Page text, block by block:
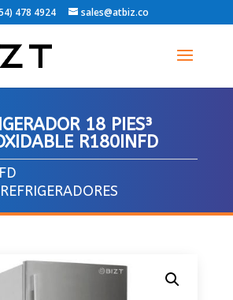
478 4924 sales@atbiz.co
18 PIES³
R180INFD
REFRIGERADORES